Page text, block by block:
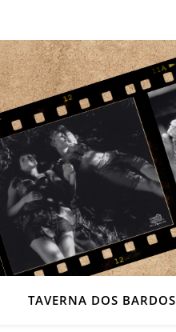
TAVERNA DOS BARDOS